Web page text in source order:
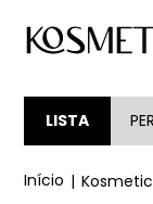
LISTA
Kosmetic